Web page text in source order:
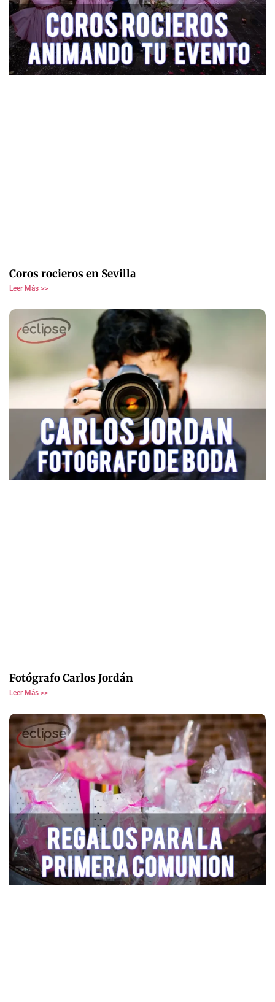
Coros rocieros en Sevilla
Leer Más >>
Fotógrafo Carlos Jordán
Leer Más >>